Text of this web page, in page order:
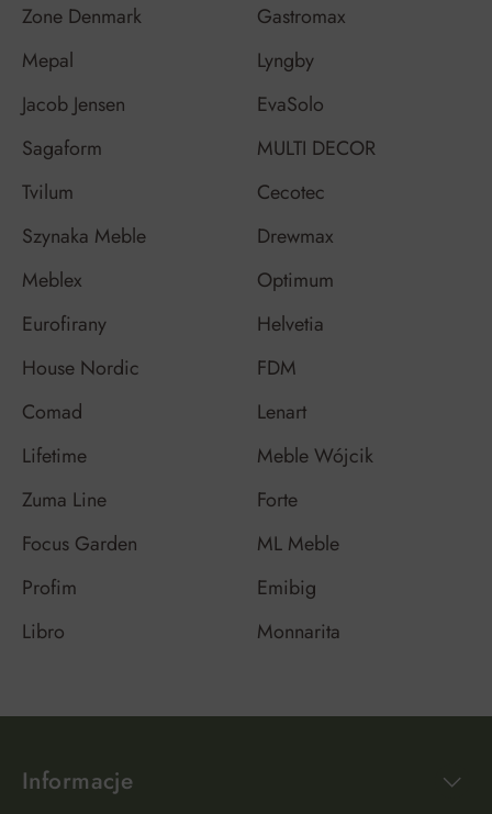
Zone Denmark
Gastromax
Mepal
Lyngby
Jacob Jensen
EvaSolo
Sagaform
MULTI DECOR
Tvilum
Cecotec
Szynaka Meble
Drewmax
Meblex
Optimum
Eurofirany
Helvetia
House Nordic
FDM
Comad
Lenart
Lifetime
Meble Wójcik
Zuma Line
Forte
Focus Garden
ML Meble
Profim
Emibig
Libro
Monnarita
Informacje